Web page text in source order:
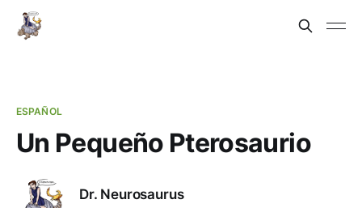
ESPAÑOL
Un Pequeño Pterosaurio
Dr. Neurosaurus